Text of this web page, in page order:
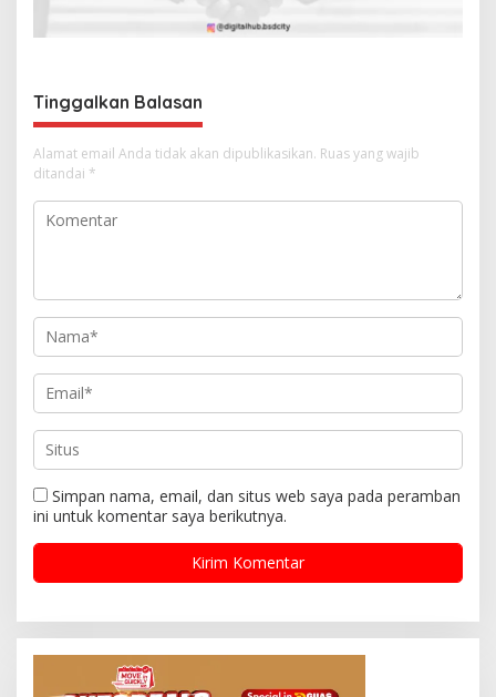
p
s
Tinggalkan Balasan
Alamat email Anda tidak akan dipublikasikan. Ruas yang wajib
ditandai *
Simpan nama, email, dan situs web saya pada peramban
ini untuk komentar saya berikutnya.